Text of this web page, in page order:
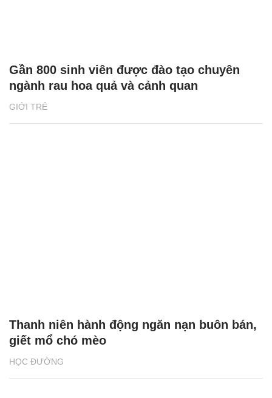
GIỚI TRẺ
Gần 800 sinh viên được đào tạo chuyên
ngành rau hoa quả và cảnh quan
HỌC ĐƯỜNG
Thanh niên hành động ngăn nạn buôn bán,
giết mổ chó mèo